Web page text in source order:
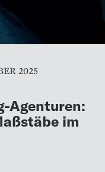
2025
Agenturen:
im